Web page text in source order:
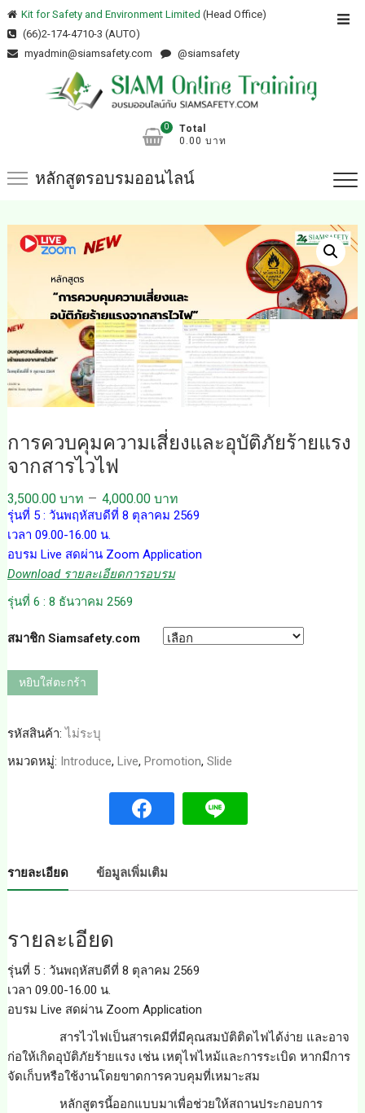
Skip
to
content
Kit for Safety and Environment Limited (Head Office)
(66)2-174-4710-3 (AUTO)
myadmin@siamsafety.com
@siamsafety
0
Total
0.00 บาท
หลักสูตรอบรมออนไลน์
การควบคุมความเสี่ยงและอุบัติภัยร้ายแรง
จากสารไวไฟ
3,500.00 บาท – 4,000.00 บาท
รุ่นที่ 5 : วันพฤหัสบดีที่ 8 ตุลาคม 2569
เวลา 09.00-16.00 น.
อบรม Live สดผ่าน Zoom Application
Download รายละเอียดการอบรม
รุ่นที่ 6 : 8 ธันวาคม 2569
สมาชิก Siamsafety.com
หยิบใส่ตะกร้า
รหัสสินค้า:ไม่ระบุ
หมวดหมู่: Introduce, Live, Promotion, Slide
รายละเอียด ข้อมูลเพิ่มเติม
รายละเอียด
รุ่นที่ 5 : วันพฤหัสบดีที่ 8 ตุลาคม 2569
เวลา 09.00-16.00 น.
อบรม Live สดผ่าน Zoom Application
สารไวไฟเป็นสารเคมีที่มีคุณสมบัติติดไฟได้ง่าย และอาจ
ก่อให้เกิดอุบัติภัยร้ายแรง เช่น เหตุไฟไหม้และการระเบิด หากมีการ
จัดเก็บหรือใช้งานโดยขาดการควบคุมที่เหมาะสม
หลักสูตรนี้ออกแบบมาเพื่อช่วยให้สถานประกอบการ